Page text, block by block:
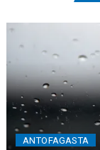
ANTOFAGASTA